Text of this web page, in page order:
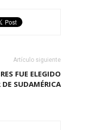
Artículo siguiente
FUE ELEGIDO
SUDAMÉRICA